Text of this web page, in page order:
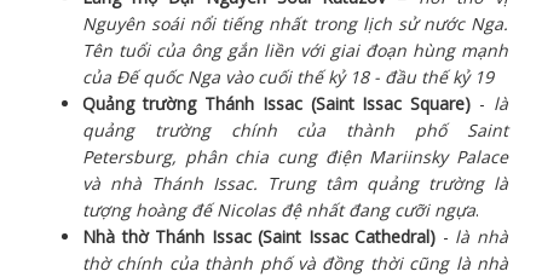
Nguyên soái nổi tiếng nhất trong lịch sử nước Nga.
Tên tuổi của ông gắn liền với giai đoạn hùng mạnh
của Đế quốc Nga vào cuối thế kỷ 18 - đầu thế kỷ 19
Quảng trường Thánh Issac (Saint Issac Square) - là
quảng trường chính của thành phố Saint
Petersburg, phân chia cung điện Mariinsky Palace
và nhà Thánh Issac. Trung tâm quảng trường là
tượng hoàng đế Nicolas đệ nhất đang cưỡi ngựa.
Nhà thờ Thánh Issac (Saint Issac Cathedral) - là nhà
thờ chính của thành phố và đồng thời cũng là nhà